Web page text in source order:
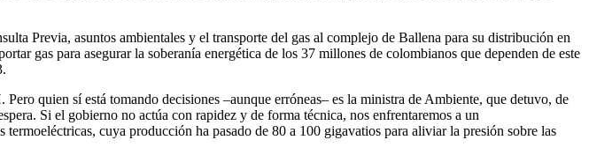
Previa, asuntos ambientales y el transporte del gas al complejo de Ballena para su distribución en
gas para asegurar la soberanía energética de los 37 millones de colombianos que dependen de este
quien sí está tomando decisiones –aunque erróneas– es la ministra de Ambiente, que detuvo, de
Si el gobierno no actúa con rapidez y de forma técnica, nos enfrentaremos a un
cuya producción ha pasado de 80 a 100 gigavatios para aliviar la presión sobre las